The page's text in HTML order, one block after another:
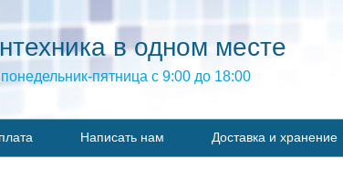
в одном месте
пятница с 9:00 до 18:00
Написать нам Доставка и хранение